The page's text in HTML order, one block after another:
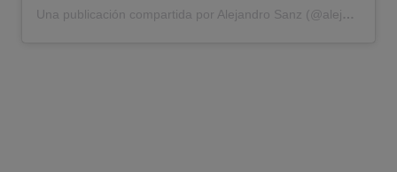
Una publicación compartida por Alejandro Sanz (@alejandrosanz)